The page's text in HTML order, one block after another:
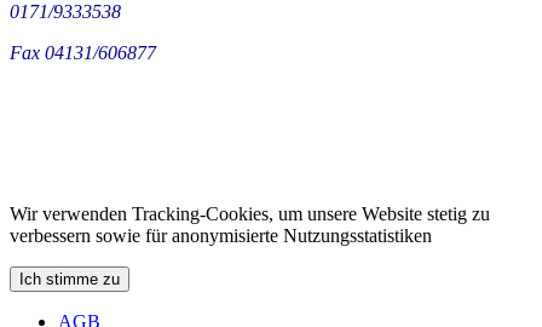
0171/9333538
Fax 04131/606877
Wir verwenden Tracking-Cookies, um unsere Website stetig zu
verbessern sowie für anonymisierte Nutzungsstatistiken
Ich stimme zu
AGB